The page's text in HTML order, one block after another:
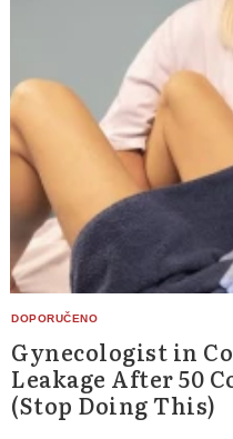
Gynecologist in
Leakage After 50
(Stop Doing This)